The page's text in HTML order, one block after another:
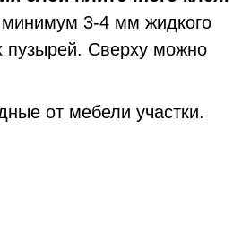
минимум 3-4 мм жидкого
пузырей. Сверху можно
от мебели участки.